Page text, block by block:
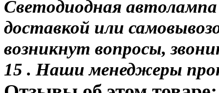
Светодиодная
доставкой или
возникнут вопросы,
15 . Наши менеджеры